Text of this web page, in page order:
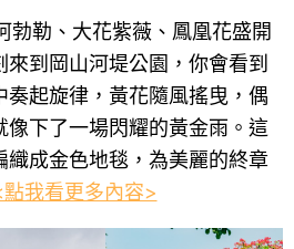
勃勒、大花紫薇、鳳凰花盛開
到岡山河堤公園，你會看到
起旋律，黃花隨風搖曳，偶
像下了一場閃耀的黃金雨。這
織成金色地毯，為美麗的終章
點我看更多內容>